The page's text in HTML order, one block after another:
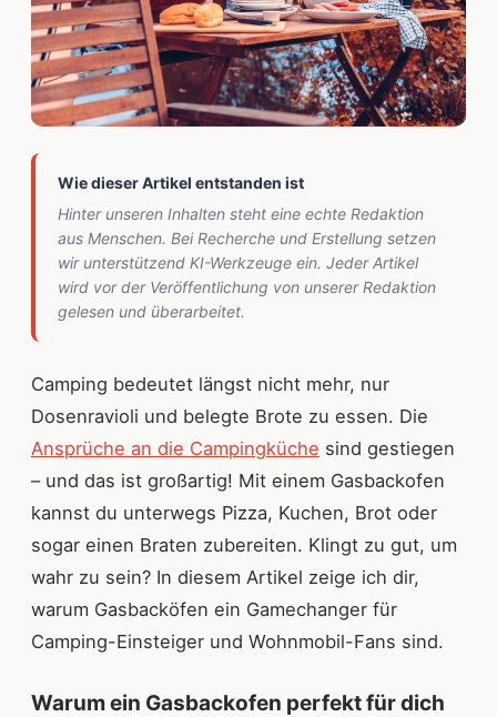
Wie dieser Artikel entstanden ist
Hinter unseren Inhalten steht eine echte Redaktion
aus Menschen. Bei Recherche und Erstellung setzen
wir unterstützend KI-Werkzeuge ein. Jeder Artikel
wird vor der Veröffentlichung von unserer Redaktion
gelesen und überarbeitet.
Camping bedeutet längst nicht mehr, nur
Dosenravioli und belegte Brote zu essen. Die
Ansprüche an die Campingküche sind gestiegen
– und das ist großartig! Mit einem Gasbackofen
kannst du unterwegs Pizza, Kuchen, Brot oder
sogar einen Braten zubereiten. Klingt zu gut, um
wahr zu sein? In diesem Artikel zeige ich dir,
warum Gasbacköfen ein Gamechanger für
Camping-Einsteiger und Wohnmobil-Fans sind.
Warum ein Gasbackofen perfekt für dich